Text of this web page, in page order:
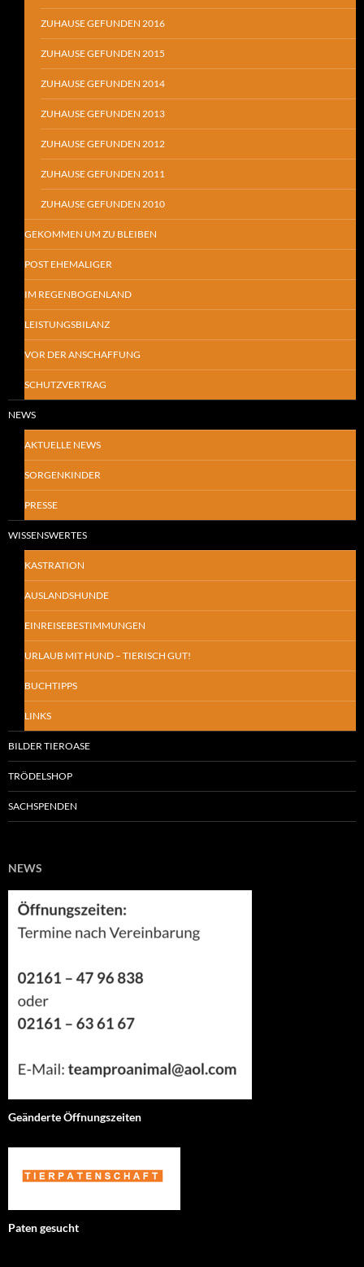
ZUHAUSE GEFUNDEN 2016
ZUHAUSE GEFUNDEN 2015
ZUHAUSE GEFUNDEN 2014
ZUHAUSE GEFUNDEN 2013
ZUHAUSE GEFUNDEN 2012
ZUHAUSE GEFUNDEN 2011
ZUHAUSE GEFUNDEN 2010
GEKOMMEN UM ZU BLEIBEN
POST EHEMALIGER
IM REGENBOGENLAND
LEISTUNGSBILANZ
VOR DER ANSCHAFFUNG
SCHUTZVERTRAG
NEWS
AKTUELLE NEWS
SORGENKINDER
PRESSE
WISSENSWERTES
KASTRATION
AUSLANDSHUNDE
EINREISEBESTIMMUNGEN
URLAUB MIT HUND – TIERISCH GUT!
BUCHTIPPS
LINKS
BILDER TIEROASE
TRÖDELSHOP
SACHSPENDEN
NEWS
Geänderte Öffnungszeiten
Paten gesucht